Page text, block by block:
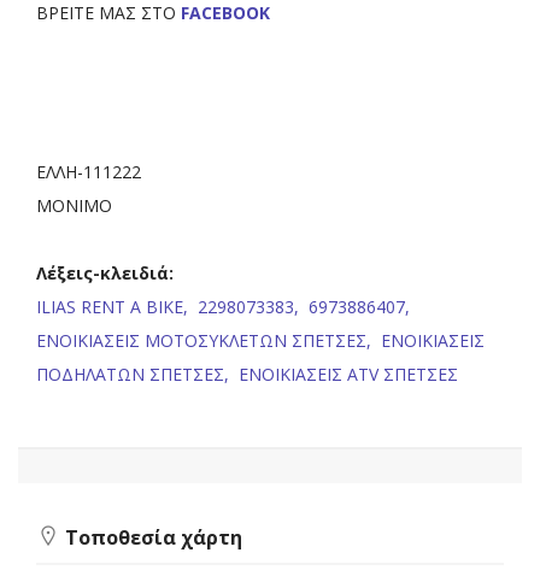
ΒΡΕΙΤΕ ΜΑΣ ΣΤΟ FACEBOOK
ΕΛΛΗ-111222
ΜΟΝΙΜΟ
Λέξεις-κλειδιά:
ILIAS RENT A BIKE, 2298073383, 6973886407,
ΕΝΟΙΚΙΑΣΕΙΣ ΜΟΤΟΣΥΚΛΕΤΩΝ ΣΠΕΤΣΕΣ, ΕΝΟΙΚΙΑΣΕΙΣ
ΠΟΔΗΛΑΤΩΝ ΣΠΕΤΣΕΣ, ΕΝΟΙΚΙΑΣΕΙΣ ATV ΣΠΕΤΣΕΣ
Τοποθεσία χάρτη